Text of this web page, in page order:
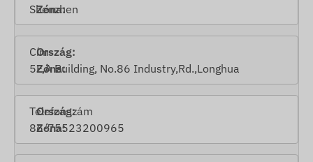
Shenzhen
Cím
5F,A Building, No.86 Industry,Rd.,Longhua
Telefonszám
86-75523200965